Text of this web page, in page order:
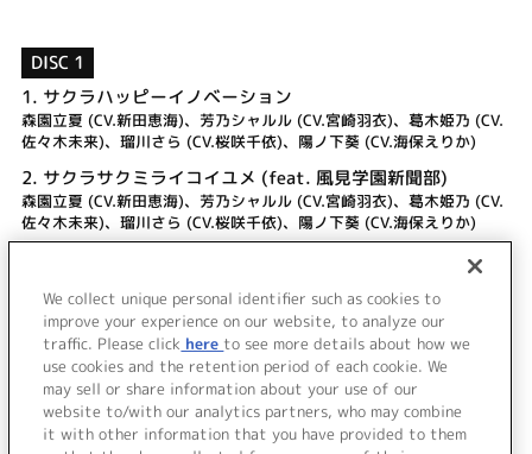
DISC 1
1. サクラハッピーイノベーション
森園立夏 (CV.新田恵海)、芳乃シャルル (CV.宮崎羽衣)、葛木姫乃 (CV.
佐々木未来)、瑠川さら (CV.桜咲千依)、陽ノ下葵 (CV.海保えりか)
2. サクラサクミライコイユメ (feat. 風見学園新聞部)
森園立夏 (CV.新田恵海)、芳乃シャルル (CV.宮崎羽衣)、葛木姫乃 (CV.
佐々木未来)、瑠川さら (CV.桜咲千依)、陽ノ下葵 (CV.海保えりか)
サクラサクミライコイユメ (feat. 風見学園新聞部) -Off
Vocal-
＜ BACK
We collect unique personal identifier such as cookies to
improve your experience on our website, to analyze our
traffic. Please click here to see more details about how we
use cookies and the retention period of each cookie. We
may sell or share information about your use of our
website to/with our analytics partners, who may combine
it with other information that you have provided to them